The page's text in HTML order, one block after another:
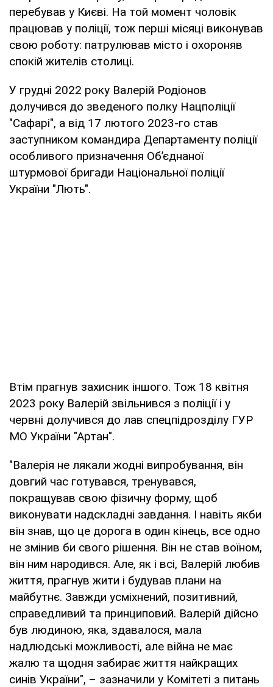
перебував у Києві. На той момент чоловік
працював у поліції, тож перші місяці виконував
свою роботу: патрулював місто і охороняв
спокій жителів столиці.
У грудні 2022 року Валерій Родіонов
долучився до зведеного полку Нацполіції
"Сафарі", а від 17 лютого 2023-го став
заступником командира Департаменту поліції
особливого призначення Об’єднаної
штурмової бригади Національної поліції
України "Лють".
Втім прагнув захисник іншого. Тож 18 квітня
2023 року Валерій звільнився з поліції і у
червні долучився до лав спецпідрозділу ГУР
МО України "Артан".
"Валерія не лякали жодні випробування, він
довгий час готувався, тренувався,
покращував свою фізичну форму, щоб
виконувати надскладні завдання. І навіть якби
він знав, що це дорога в один кінець, все одно
не змінив би свого рішення. Він не став воїном,
він ним народився. Але, як і всі, Валерій любив
життя, прагнув жити і будував плани на
майбутнє. Завжди усміхнений, позитивний,
справедливий та принциповий. Валерій дійсно
був людиною, яка, здавалося, мала
надлюдські можливості, але війна не має
жалю та щодня забирає життя найкращих
синів України", – зазначили у Комітеті з питань